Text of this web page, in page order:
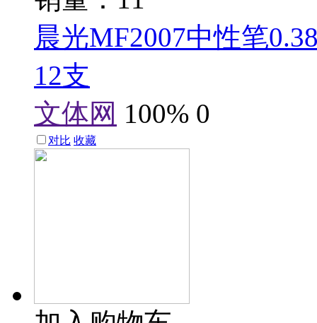
晨光MF2007中性笔
12支
文体网 100% 0
对比 收藏